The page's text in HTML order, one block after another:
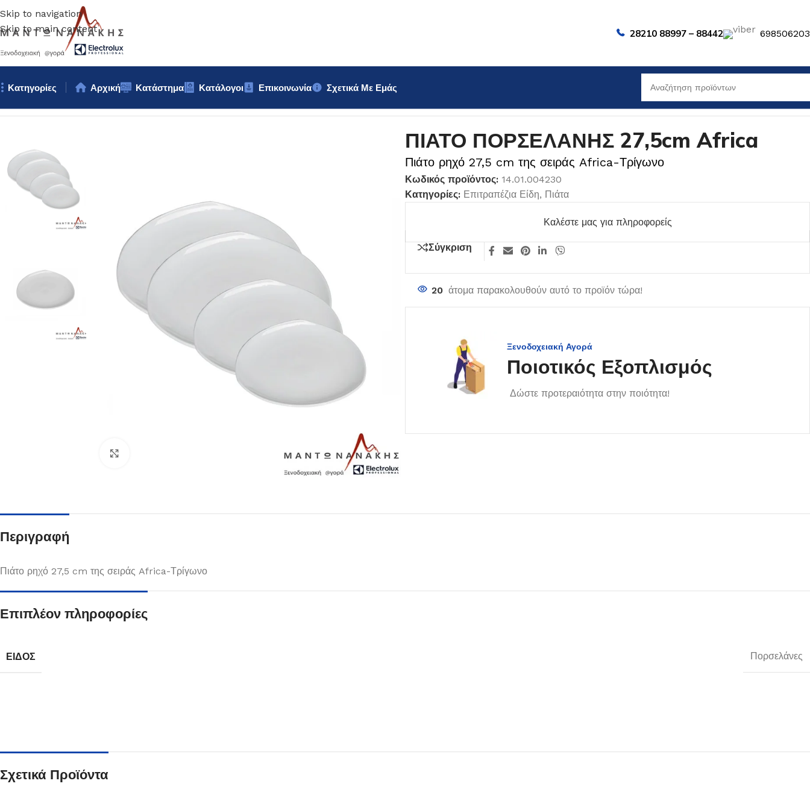
Skip to navigation
Skip to main content
28210 88997 – 88442
Κατηγορίες
Δείτε Περισσότερα Δείτε Περισσότερα
Αρχική Κατάστημα Κατάλογοι Επικοινωνία
Σχετικά Με Εμάς
ΠΙΑΤΟ ΠΟΡΣΕΛΑΝΗΣ 27,5cm Africa
Πιάτο ρηχό 27,5 cm της σειράς Africa-Τρίγωνο
Κωδικός προϊόντος: 14.01.004230
Κατηγορίες: Επιτραπέζια Είδη, Πιάτα
Καλέστε μας για πληροφορείς
Σύγκριση
20 άτομα παρακολουθούν αυτό το προϊόν τώρα!
Ξενοδοχειακή Αγορά
Ποιοτικός Εξοπλισμός
Δώστε προτεραιότητα στην ποιότητα!
Περιγραφή
Πιάτο ρηχό 27,5 cm της σειράς Africa-Τρίγωνο
Επιπλέον πληροφορίες
ΕΊΔΟΣ Πορσελάνες
Σχετικά Προϊόντα